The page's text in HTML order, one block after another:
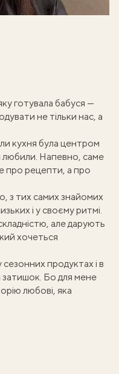
готувала бабуся —
не тільки нас, а
кухня була центром
любили. Напевно, саме
про рецепти, а про
з тих самих знайомих
і у своєму ритмі.
але дарують
хочеться
сезонних продуктах і в
затишок. Бо для мене
любові, яка